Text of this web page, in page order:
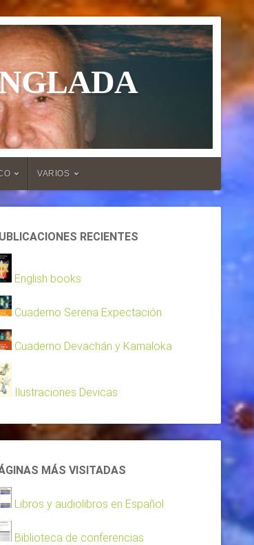
VARIOS
RECIENTES
English books
Cuaderno Serena Expectación
Cuaderno Devachán y Kamaloka
Ilustraciones Devicas
MÁS VISITADAS
Libros y audiolibros en Español
Biblioteca de conferencias